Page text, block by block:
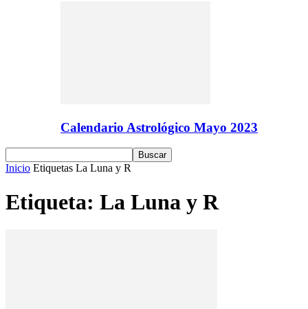
Calendario Astrológico Mayo 2023
Inicio Etiquetas La Luna y R
Etiqueta: La Luna y R